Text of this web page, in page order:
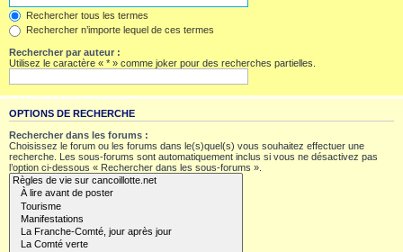
Rechercher tous les termes
Rechercher n’importe lequel de ces termes
Rechercher par auteur :
Utilisez le caractère « * » comme joker pour des recherches partielles.
OPTIONS DE RECHERCHE
Rechercher dans les forums :
Choisissez le forum ou les forums dans le(s)quel(s) vous souhaitez effectuer une
recherche. Les sous-forums sont automatiquement inclus si vous ne désactivez pas
l’option ci-dessous « Rechercher dans les sous-forums ».